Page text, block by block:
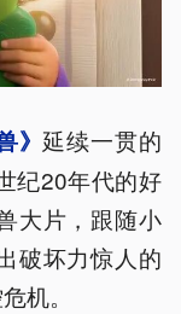
》延续一贯的
纪20年代的好
大片，跟随小
破坏力惊人的
机。